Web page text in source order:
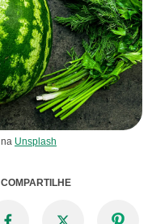
na Unsplash
COMPARTILHE